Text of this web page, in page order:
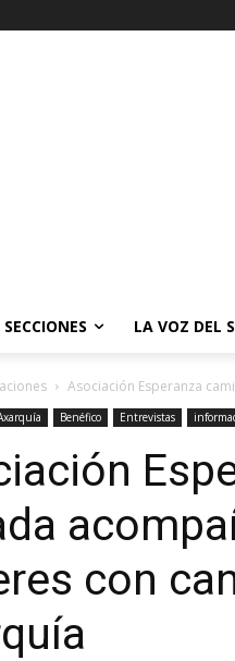
SECCIONES LA VOZ DEL
Asociación Esperanza
Benéfico Entrevistas
con